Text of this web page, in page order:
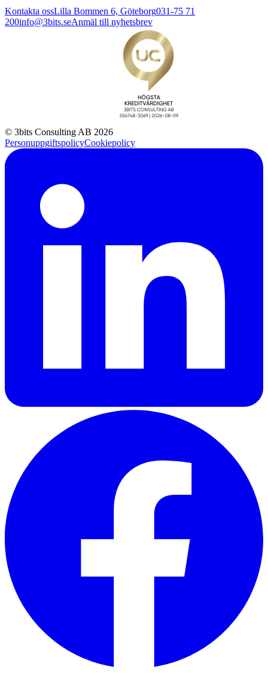
Kontakta ossLilla Bommen 6, Göteborg031-75 71
200info@3bits.seAnmäl till nyhetsbrev
© 3bits Consulting AB 2026
PersonuppgiftspolicyCookiepolicy